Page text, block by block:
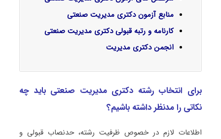
منابع آزمون دکتری مدیریت صنعتی
کارنامه و رتبه قبولی دکتری مدیریت صنعتی
انجمن دکتری مدیریت
برای انتخاب رشته دکتری مدیریت صنعتی باید چه
نکاتی را مدنظر داشته باشیم؟
اطلاعات لازم در خصوص ظرفیت رشته، حدنصاب قبولی و